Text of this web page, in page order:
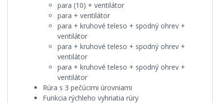
para (10) + ventilátor
para + ventilátor
para + kruhové teleso + spodný ohrev +
ventilátor
para + kruhové teleso + spodný ohrev +
ventilátor
para + kruhové teleso + spodný ohrev +
ventilátor
Rúra s 3 pečúcimi úrovniami
Funkcia rýchleho vyhriatia rúry